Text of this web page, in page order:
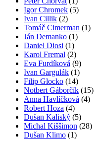
Igor Chromek (5)
Ivan Cillik (2)
Tomáč Cimerman (1)
Ján Demanko (1)
Daniel Diosi (1)
Karol Fremal (2)
Eva Furdíková (9)
Ivan Gargulák (1)
Filip Glocko (14)
Notbert Gáborčík (15)
Anna Havlíčková (4)
Robert Hoza (4)
Dušan Kaliský (5)
Michal Kiššimon (28)
Dušan Klimo (1)